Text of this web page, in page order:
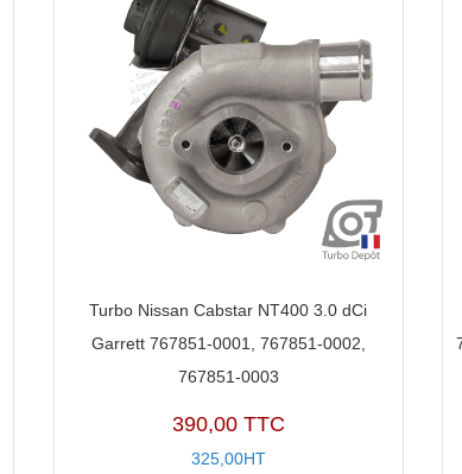
Turbo Nissan Cabstar NT400 3.0 dCi
Garrett 767851-0001, 767851-0002,
767851-0003
390,00 TTC
325,00HT